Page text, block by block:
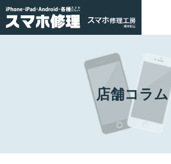
店舗コラム